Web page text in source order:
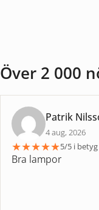
Över 2 000
Patrik
4 aug, 2026
★★★★★5/5 i betyg
Bra lampor